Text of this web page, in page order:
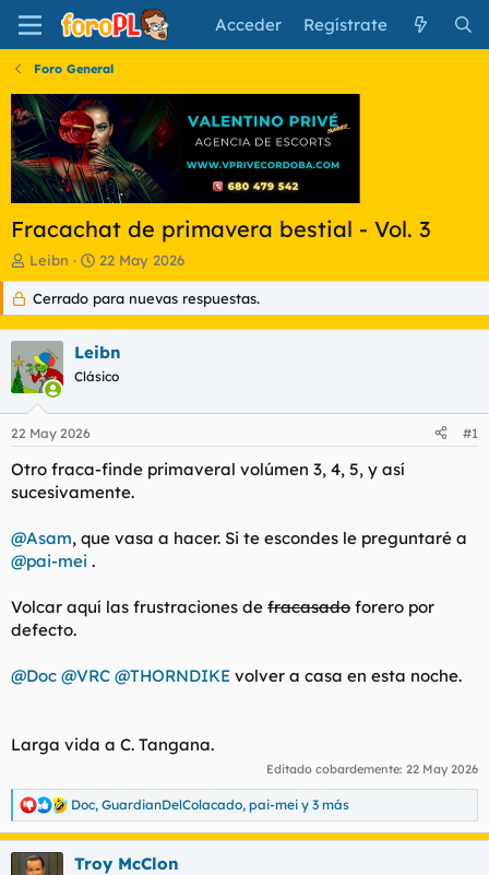
Acceder Regístrate
Foro General
Fracachat de primavera bestial - Vol. 3
I
n
c
i
a
d
o
r
d
t
m
Leibn
F
e
c
h
d
e
n
i
o
22 May 2026
Cerrado para nuevas respuestas.
Leibn
Clásico
22 May 2026 #1
Otro fraca-finde primaveral volúmen 3, 4, 5, y así
sucesivamente.
@Asam, que vasa a hacer. Si te escondes le preguntaré a
@pai-mei .
Volcar aquí las frustraciones de fracasado forero por
defecto.
@Doc @VRC @THORNDIKE volver a casa en esta noche.
Larga vida a C. Tangana.
Editado cobardemente: 22 May 2026
R
e
a
Doc, GuardianDelColacado, pai-mei y 3 más
Troy McClon